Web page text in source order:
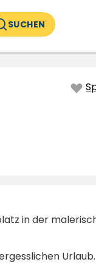
SUCHEN
in der
Urlaub.